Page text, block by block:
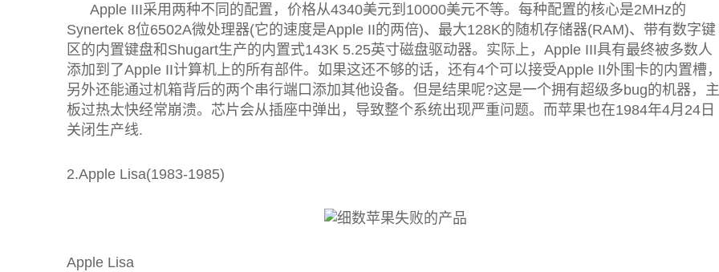
Apple III采用两种不同的配置，价格从4340美元到10000美元不等。每种配置的核心是2MHz的
Synertek 8位6502A微处理器(它的速度是Apple II的两倍)、最大128K的随机存储器(RAM)、带有数字键
区的内置键盘和Shugart生产的内置式143K 5.25英寸磁盘驱动器。实际上，Apple III具有最终被多数人
添加到了Apple II计算机上的所有部件。如果这还不够的话，还有4个可以接受Apple II外围卡的内置槽，
另外还能通过机箱背后的两个串行端口添加其他设备。但是结果呢?这是一个拥有超级多bug的机器，主
板过热太快经常崩溃。芯片会从插座中弹出，导致整个系统出现严重问题。而苹果也在1984年4月24日
关闭生产线.
2.Apple Lisa(1983-1985)
Apple Lisa